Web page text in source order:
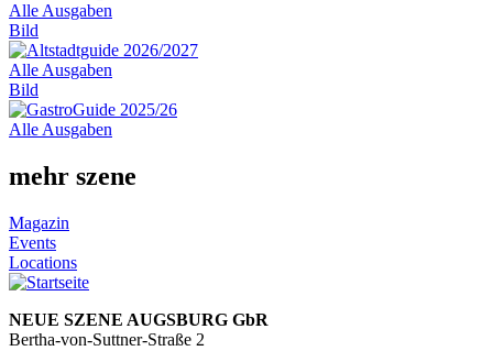
Alle Ausgaben
Bild
Alle Ausgaben
Bild
Alle Ausgaben
mehr szene
Magazin
Events
Locations
NEUE SZENE AUGSBURG GbR
Bertha-von-Suttner-Straße 2